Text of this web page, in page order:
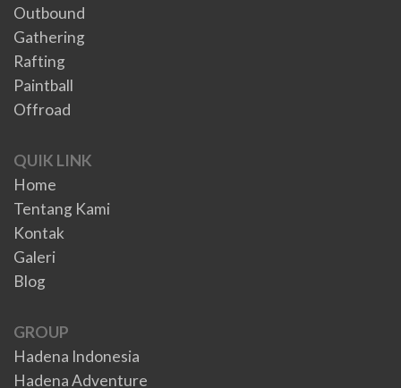
Outbound
Gathering
Rafting
Paintball
Offroad
QUIK LINK
Home
Tentang Kami
Kontak
Galeri
Blog
GROUP
Hadena Indonesia
Hadena Adventure